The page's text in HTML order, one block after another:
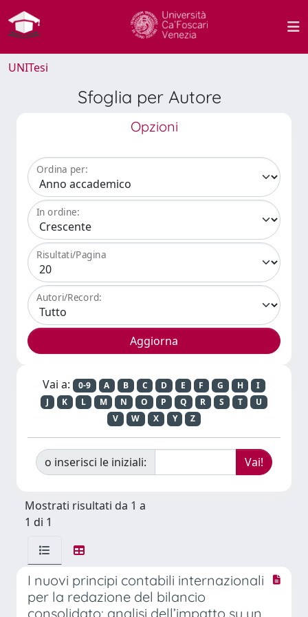
UNITesi
Sfoglia per Autore
Opzioni
Ordina per:
In ordine:
Risultati/Pagina
Autori/Record:
Vai a: 0-9 A B C D E F G H
I
J
K L M N O P Q R S T
U
V
W X Y Z
o inserisci le iniziali:
Mostrati risultati da 1 a
1 di 1
I nuovi principi contabili internazionali
per la redazione del bilancio
consolidato: analisi dell’impatto su un